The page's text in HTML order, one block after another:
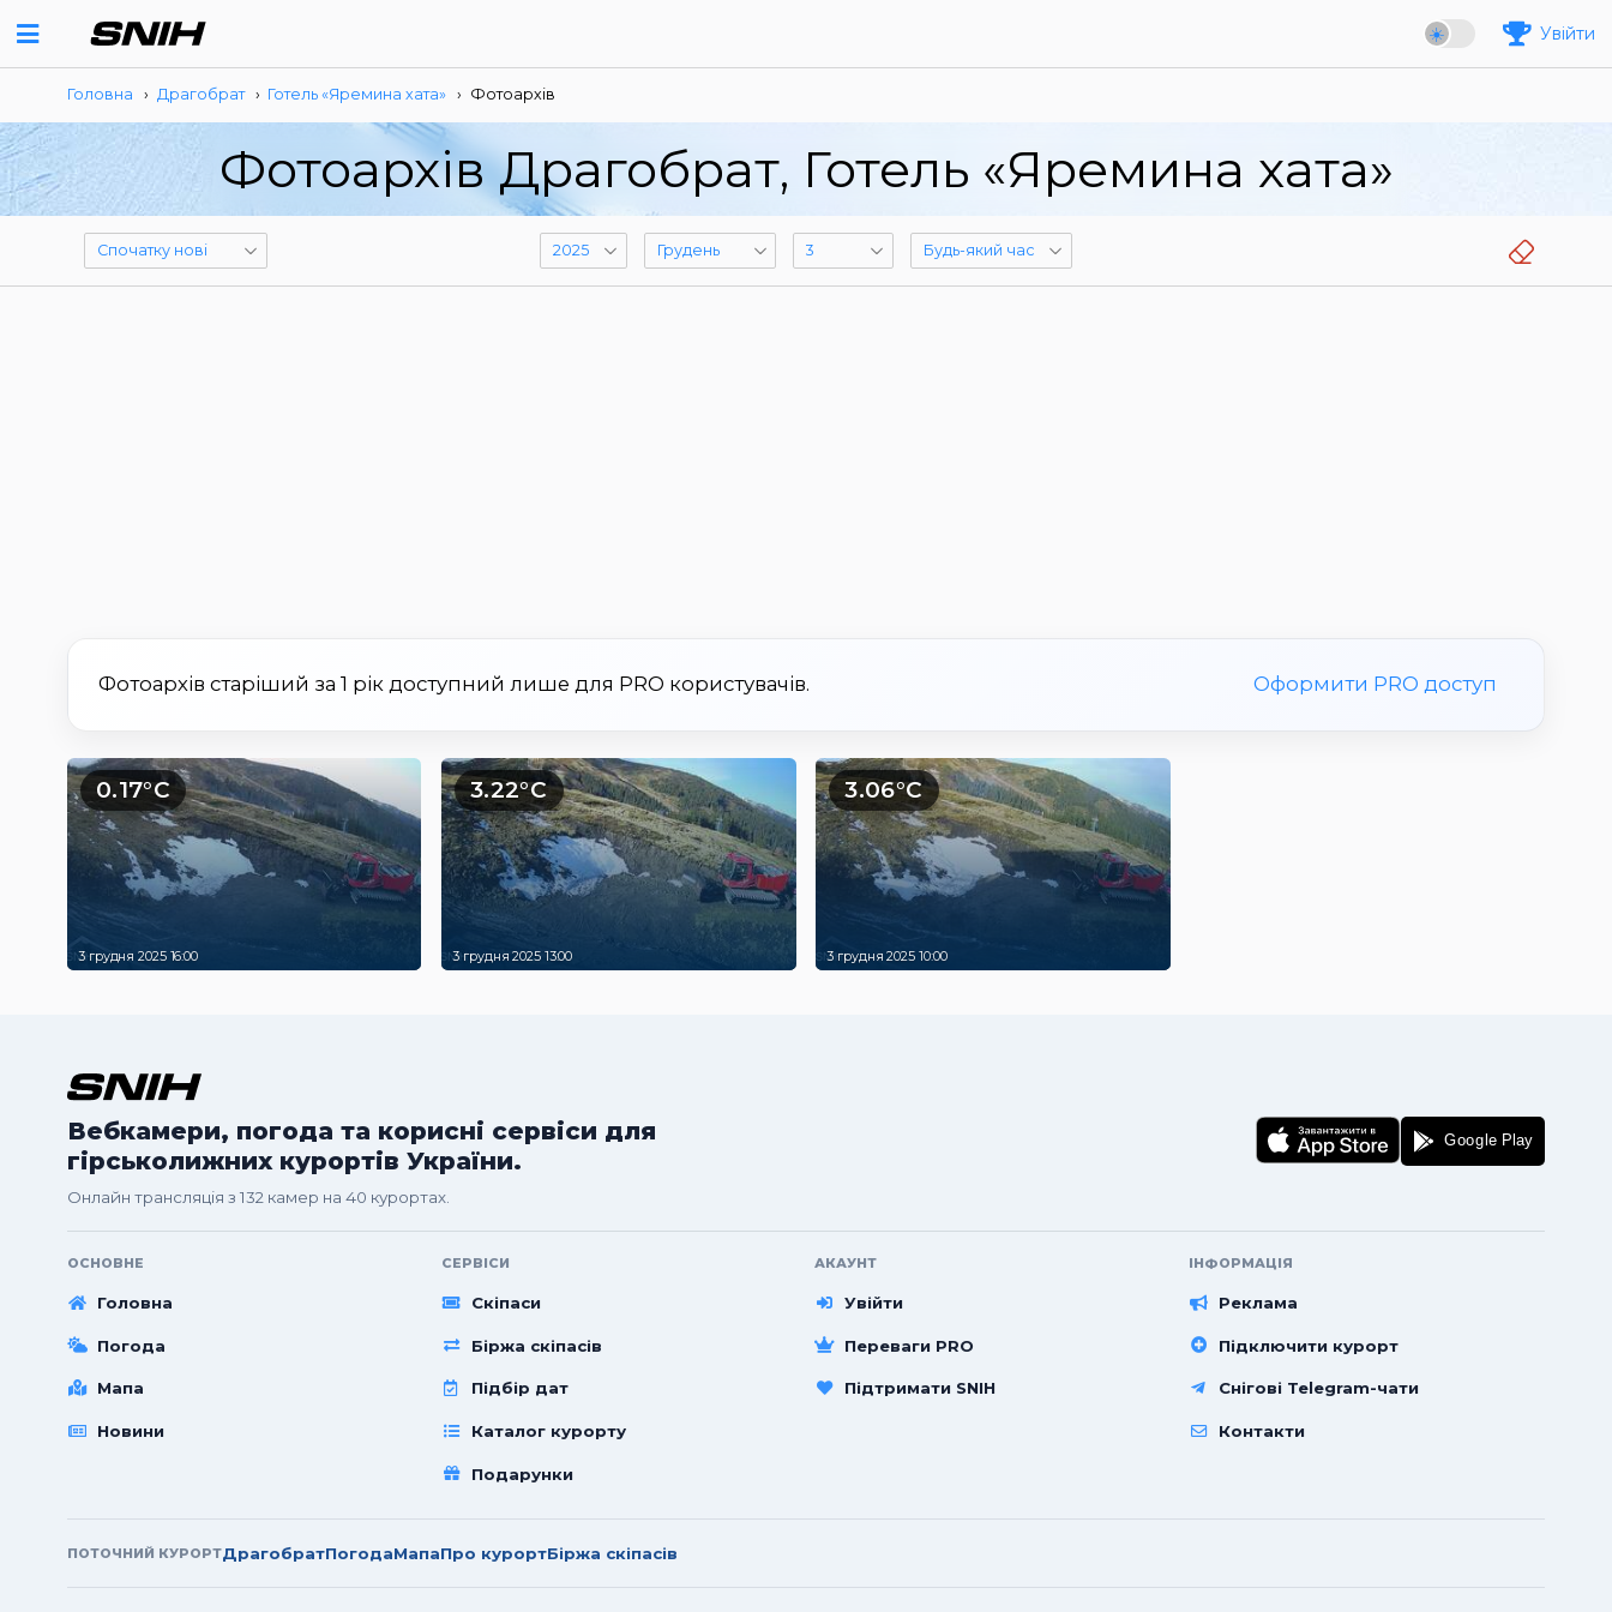
Увійти
Головна › Драгобрат › Готель «Яремина хата» › Фотоархів
Фотоархів Драгобрат, Готель «Яремина хата»
Фотоархів старіший за 1 рік доступний лише для PRO користувачів. Оформити PRO доступ
0.17°C
3 грудня 2025 16:00
3.22°C
3 грудня 2025 13:00
3.06°C
3 грудня 2025 10:00
Вебкамери, погода та корисні сервіси для
гірськолижних курортів України.
Онлайн трансляція з 132 камер на 40 курортах.
ОСНОВНЕ
Головна
Погода
Мапа
Новини
СЕРВІСИ
Скіпаси
Біржа скіпасів
Підбір дат
Каталог курорту
Подарунки
АКАУНТ
Увійти
Переваги PRO
Підтримати SNIH
ІНФОРМАЦІЯ
Реклама
Підключити курорт
Снігові Telegram-чати
Контакти
ПОТОЧНИЙ КУРОРТДрагобратПогодаМапаПро курортБіржа скіпасів